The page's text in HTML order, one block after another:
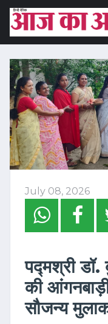
July 08, 2026
पद्मश्री डॉ.
की
सौजन्य